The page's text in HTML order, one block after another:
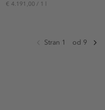
€ 4.191,00 / 1 l
Stran 1 od 9